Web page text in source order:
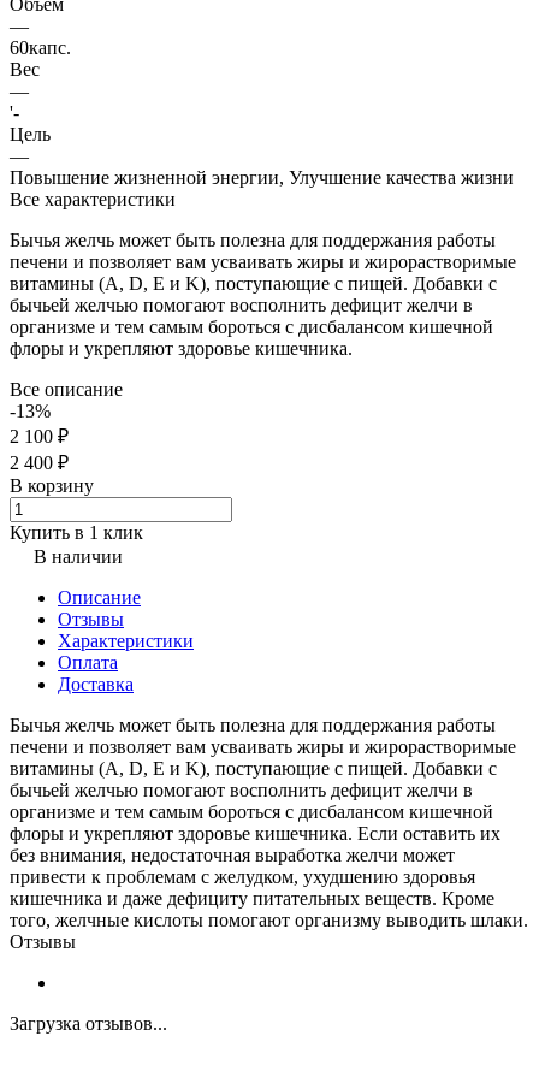
—
60капс.
Вес
—
'-
Цель
—
Повышение жизненной энергии, Улучшение качества жизни
Все характеристики
Бычья желчь может быть полезна для поддержания работы
печени и позволяет вам усваивать жиры и жирорастворимые
витамины (A, D, E и K), поступающие с пищей. Добавки с
бычьей желчью помогают восполнить дефицит желчи в
организме и тем самым бороться с дисбалансом кишечной
флоры и укрепляют здоровье кишечника.
Все описание
-13%
2 100 ₽
2 400 ₽
В корзину
Купить в 1 клик
В наличии
Описание
Отзывы
Характеристики
Оплата
Доставка
Бычья желчь может быть полезна для поддержания работы
печени и позволяет вам усваивать жиры и жирорастворимые
витамины (A, D, E и K), поступающие с пищей. Добавки с
бычьей желчью помогают восполнить дефицит желчи в
организме и тем самым бороться с дисбалансом кишечной
флоры и укрепляют здоровье кишечника. Если оставить их
без внимания, недостаточная выработка желчи может
привести к проблемам с желудком, ухудшению здоровья
кишечника и даже дефициту питательных веществ. Кроме
того, желчные кислоты помогают организму выводить шлаки.
Отзывы
Загрузка отзывов...